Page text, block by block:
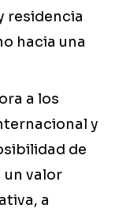
residencia
hacia una
a los
y
de
un valor
a